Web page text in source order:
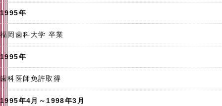
1995年
福岡歯科大学 卒業
1995年
歯科医師免許取得
1995年4月～1998年3月